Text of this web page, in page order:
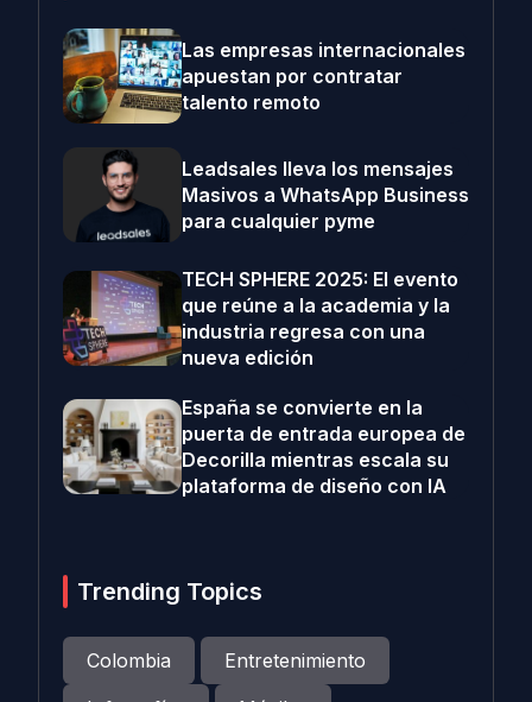
Las empresas internacionales
apuestan por contratar
talento remoto
Leadsales lleva los mensajes
Masivos a WhatsApp Business
para cualquier pyme
TECH SPHERE 2025: El evento
que reúne a la academia y la
industria regresa con una
nueva edición
España se convierte en la
puerta de entrada europea de
Decorilla mientras escala su
plataforma de diseño con IA
Trending Topics
Colombia
Entretenimiento